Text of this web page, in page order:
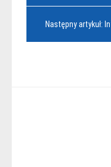
Następny artykuł: